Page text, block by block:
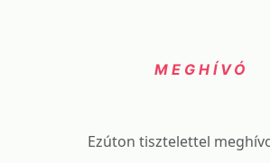
MEGHÍVÓ
Ezúton tisztelettel